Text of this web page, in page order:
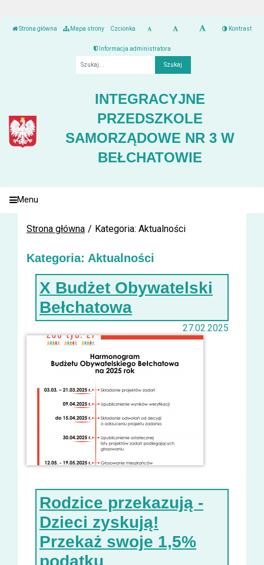
Strona główna Mapa strony Czcionka Kontrast
Informacja administratora
INTEGRACYJNE
PRZEDSZKOLE
SAMORZĄDOWE NR 3 W
BEŁCHATOWIE
Menu
Strona główna Kategoria: Aktualności
Kategoria: Aktualności
X Budżet Obywatelski
Bełchatowa
27.02.2025
Rodzice przekazują -
Dzieci zyskują!
Przekaż swoje 1,5%
podatku